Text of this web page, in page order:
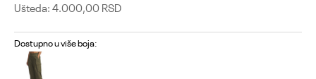
Ušteda: 4.000,00 RSD
Dostupno u više boja: